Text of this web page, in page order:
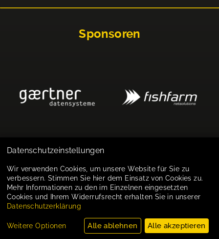
Sponsoren
Impressum
Datenschutz
Cookie-Einstellungen
Datenschutzeinstellungen
Wir verwenden Cookies, um unsere Website für Sie zu
verbessern. Stimmen Sie hier dem Einsatz von Cookies zu.
Mehr Informationen zu den im Einzelnen eingesetzten
Cookies und Ihrem Widerrufsrecht erhalten Sie in unserer
Datenschutzerklärung
Weitere Optionen Alle ablehnen Alle akzeptieren